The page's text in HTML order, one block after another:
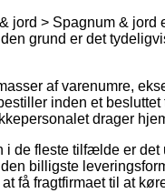
jord > Spagnum & jord
grund er det
af varenumre,
inden et besluttet
drager
i de fleste tilfælde er
billigste
få fragtfirmaet til at